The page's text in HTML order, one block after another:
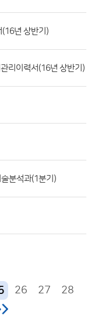
(16년 상반기)
리이력서(16년 상반기)
분석과(1분기)
26 27
28